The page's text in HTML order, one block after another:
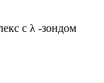
с λ -зондом